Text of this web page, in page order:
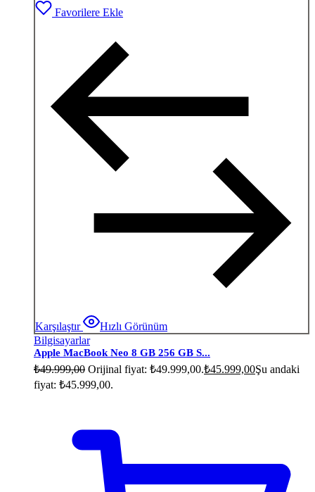
Favorilere Ekle
Karşılaştır
Hızlı Görünüm
Bilgisayarlar
Apple MacBook Neo 8 GB 256 GB S...
₺49.999,00 Orijinal fiyat: ₺49.999,00.₺45.999,00Şu andaki
fiyat: ₺45.999,00.